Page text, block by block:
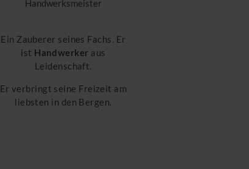
Handwerksmeister
Ein Zauberer seines Fachs. Er
ist Handwerker aus
Leidenschaft.
Er verbringt seine Freizeit am
liebsten in den Bergen.